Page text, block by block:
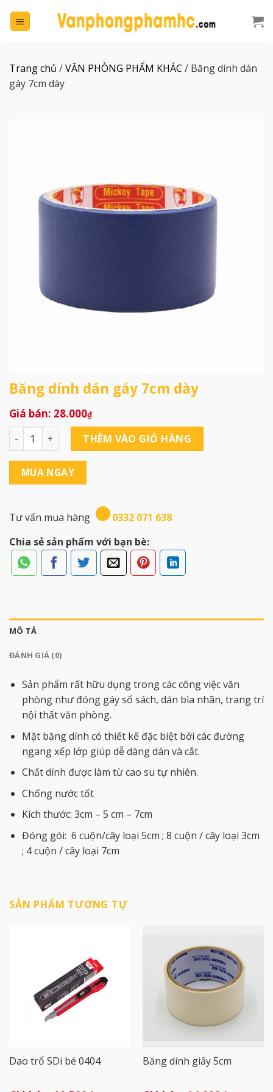
đến
Trang chủ /VĂN PHÒNG PHẨM KHÁC / Băng dính dán
gáy 7cm dày
Băng dính dán gáy 7cm dày
28.000₫
Băng dính dán gáy 7cm dày số lượng
THÊM VÀO GIỎ HÀNG
MUA NGAY
Tư vấn mua hàng
0332 071 638
Chia sẻ sản phẩm với bạn bè:
MÔ TẢ
ĐÁNH GIÁ (0)
Sản phẩm rất hữu dụng trong các công việc văn
phòng như đóng gáy sổ sách, dán bìa nhãn, trang trí
nội thất văn phòng.
Mặt băng dính có thiết kế đặc biệt bởi các đường
ngang xếp lớp giúp dễ dàng dán và cắt.
Chất dính được làm từ cao su tự nhiên.
Chống nước tốt
Kích thước: 3cm – 5 cm – 7cm
Đóng gói: 6 cuộn/cây loại 5cm ; 8 cuộn / cây loại 3cm
; 4 cuộn / cây loại 7cm
SẢN PHẨM TƯƠNG TỰ
Dao trổ SDi bé 0404 Băng dính giấy 5cm